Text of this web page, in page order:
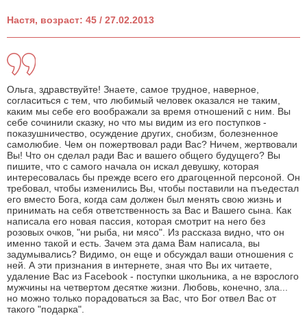
Настя, возраст: 45 / 27.02.2013
Ольга, здравствуйте! Знаете, самое трудное, наверное,
согласиться с тем, что любимый человек оказался не таким,
каким мы себе его воображали за время отношений с ним. Вы
себе сочинили сказку, но что мы видим из его поступков -
показушничество, осуждение других, снобизм, болезненное
самолюбие. Чем он пожертвовал ради Вас? Ничем, жертвовали
Вы! Что он сделал ради Вас и вашего общего будущего? Вы
пишите, что с самого начала он искал девушку, которая
интересовалась бы прежде всего его драгоценной персоной. Он
требовал, чтобы изменились Вы, чтобы поставили на пъедестал
его вместо Бога, когда сам должен был менять свою жизнь и
принимать на себя ответственность за Вас и Вашего сына. Как
написала его новая пассия, которая смотрит на него без
розовых очков, "ни рыба, ни мясо". Из рассказа видно, что он
именно такой и есть. Зачем эта дама Вам написала, вы
задумывались? Видимо, он еще и обсуждал ваши отношения с
ней. А эти признания в интернете, зная что Вы их читаете,
удаление Вас из Facebook - поступки школьника, а не взрослого
мужчины на четвертом десятке жизни. Любовь, конечно, зла...
но можно только порадоваться за Вас, что Бог отвел Вас от
такого "подарка".